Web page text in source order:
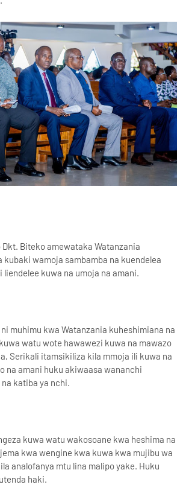
Biteko amewataka Watanzania
kubaki wamoja sambamba na kuendelea
kuwa na umoja na amani.
muhimu kwa Watanzania kuheshimiana na
watu wote hawawezi kuwa na mawazo
Serikali itamsikiliza kila mmoja ili kuwa na
na amani huku akiwaasa wananchi
katiba ya nchi.
kuwa watu wakosoane kwa heshima na
kwa wengine kwa kuwa kwa mujibu wa
analofanya mtu lina malipo yake. Huku
haki.